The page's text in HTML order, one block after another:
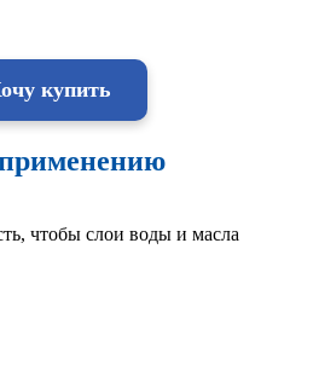
купить
чтобы слои воды и масла